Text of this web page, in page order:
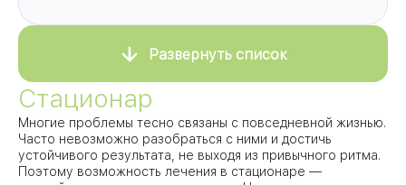
Развернуть список
Стационар
Многие проблемы тесно связаны с повседневной жизнью.
Часто невозможно разобраться с ними и достичь
устойчивого результата, не выходя из привычного ритма.
Поэтому возможность лечения в стационаре —